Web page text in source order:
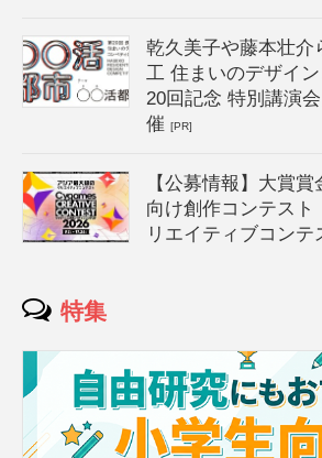
乾久美子や藤本壮介
工 住まいのデザイ
20回記念 特別講演
催[PR]
【公募情報】大賞
向け創作コンテスト
リエイティブコンテ
特集